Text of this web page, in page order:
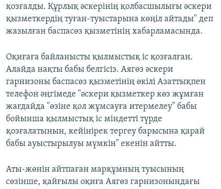
қозғалды. Құрлық әскерінің қолбасшылығы әскери
қызметкердің туған-туыстарына көңіл айтады" деп
жазылған баспасөз қызметінің хабарламасында.
Оқиғаға байланысты қылмыстық іс қозғалған.
Алайда нақты бабы белгісіз. Аягөз әскери
гарнизоны баспасөз қызметінің өкілі Азаттықпен
телефон әңгімеде "әскери қызметкер көз жұмған
жағдайда "өзіне қол жұмсауға итермелеу" бабы
бойынша қылмыстық іс міндетті түрде
қозғалатынын, кейінірек тергеу барысына қарай
бабы ауыстырылуы мүмкін" екенін айтты.
Аты-жөнін айтпаған марқұмның туысының
сөзінше, қайғылы оқиға Аягөз гарнизонындағы